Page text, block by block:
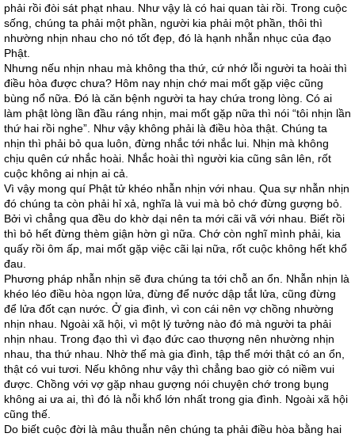
phải rồi đòi sát phạt nhau. Như vậy là có hai quan tài rồi. Trong cuộc
sống, chúng ta phải một phần, người kia phải một phần, thôi thì
nhường nhịn nhau cho nó tốt đẹp, đó là hạnh nhẫn nhục của đạo
Phật.
Nhưng nếu nhịn nhau mà không tha thứ, cứ nhớ lỗi người ta hoài thì
điều hòa được chưa? Hôm nay nhịn chớ mai mốt gặp việc cũng
bùng nổ nữa. Đó là căn bệnh người ta hay chứa trong lòng. Có ai
làm phật lòng lần đầu ráng nhịn, mai mốt gặp nữa thì nói “tôi nhịn lần
thứ hai rồi nghe”. Như vậy không phải là điều hòa thật. Chúng ta
nhịn thì phải bỏ qua luôn, đừng nhắc tới nhắc lui. Nhịn mà không
chịu quên cứ nhắc hoài. Nhắc hoài thì người kia cũng sân lên, rốt
cuộc không ai nhịn ai cả.
Vì vậy mong quí Phật tử khéo nhẫn nhịn với nhau. Qua sự nhẫn nhịn
đó chúng ta còn phải hỉ xả, nghĩa là vui mà bỏ chớ đừng gượng bỏ.
Bởi vì chẳng qua đều do khờ dại nên ta mới cãi vã với nhau. Biết rồi
thì bỏ hết đừng thèm giận hờn gì nữa. Chớ còn nghĩ mình phải, kia
quấy rồi ôm ấp, mai mốt gặp việc cãi lại nữa, rốt cuộc không hết khổ
đau.
Phương pháp nhẫn nhịn sẽ đưa chúng ta tới chỗ an ổn. Nhẫn nhịn là
khéo léo điều hòa ngọn lửa, đừng để nước dập tắt lửa, cũng đừng
để lửa đốt cạn nước. Ở gia đình, vì con cái nên vợ chồng nhường
nhịn nhau. Ngoài xã hội, vì một lý tưởng nào đó mà người ta phải
nhịn nhau. Trong đạo thì vì đạo đức cao thượng nên nhường nhịn
nhau, tha thứ nhau. Nhờ thế mà gia đình, tập thể mới thật có an ổn,
thật có vui tươi. Nếu không như vậy thì chẳng bao giờ có niềm vui
được. Chồng với vợ gặp nhau gượng nói chuyện chớ trong bụng
không ai ưa ai, thì đó là nỗi khổ lớn nhất trong gia đình. Ngoài xã hội
cũng thế.
Do biết cuộc đời là mâu thuẫn nên chúng ta phải điều hòa bằng hai